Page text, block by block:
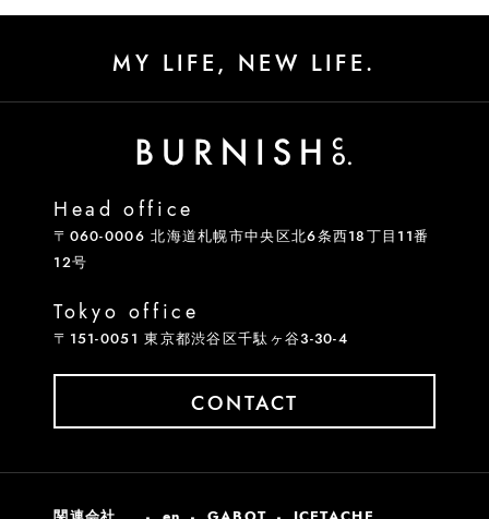
MY LIFE, NEW LIFE.
Head office
〒060-0006 北海道札幌市中央区北6条西18丁目11番
12号
Tokyo office
〒151-0051 東京都渋谷区千駄ヶ谷3-30-4
CONTACT